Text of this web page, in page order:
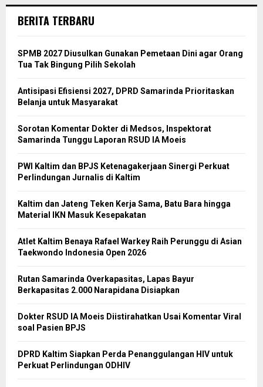
BERITA TERBARU
SPMB 2027 Diusulkan Gunakan Pemetaan Dini agar Orang
Tua Tak Bingung Pilih Sekolah
Antisipasi Efisiensi 2027, DPRD Samarinda Prioritaskan
Belanja untuk Masyarakat
Sorotan Komentar Dokter di Medsos, Inspektorat
Samarinda Tunggu Laporan RSUD IA Moeis
PWI Kaltim dan BPJS Ketenagakerjaan Sinergi Perkuat
Perlindungan Jurnalis di Kaltim
Kaltim dan Jateng Teken Kerja Sama, Batu Bara hingga
Material IKN Masuk Kesepakatan
Atlet Kaltim Benaya Rafael Warkey Raih Perunggu di Asian
Taekwondo Indonesia Open 2026
Rutan Samarinda Overkapasitas, Lapas Bayur
Berkapasitas 2.000 Narapidana Disiapkan
Dokter RSUD IA Moeis Diistirahatkan Usai Komentar Viral
soal Pasien BPJS
DPRD Kaltim Siapkan Perda Penanggulangan HIV untuk
Perkuat Perlindungan ODHIV